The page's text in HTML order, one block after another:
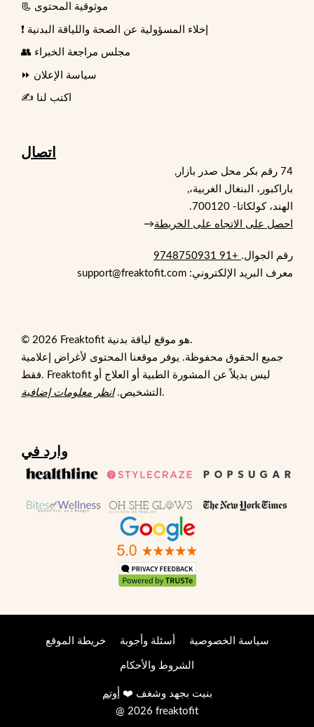
📃 موثوقية المحتوى
❗ إخلاء المسؤولية عن الصحة واللياقة البدنية
👥 مجلس مراجعة الخبراء
⏩ سياسة الإعلان
✍️ اكتب لنا
اتصال
74 رقم بكر محل صدر بازار,
باراكبور، البنغال الغربية،,
الهند، كولكاتا- 700120.
احصل على الاتجاه على الخريطة→
رقم الجوال. +91 9748750931
معرف البريد الإلكتروني: support@freaktofit.com
© 2026 Freaktofit هو موقع لياقة بدنية.
جميع الحقوق محفوظة. يوفر موقعنا المحتوى لأغراض إعلامية
فقط. Freaktofit ليس بديلاً عن المشورة الطبية أو العلاج أو
التشخيص.انظر معلومات إضافية .
وارد في
خريطة الموقع أسئلة وأجوبة سياسة الخصوصية
الشروط والأحكام
بنيت بجهد وشغف ❤️ أوتم
@ 2026 freaktofit